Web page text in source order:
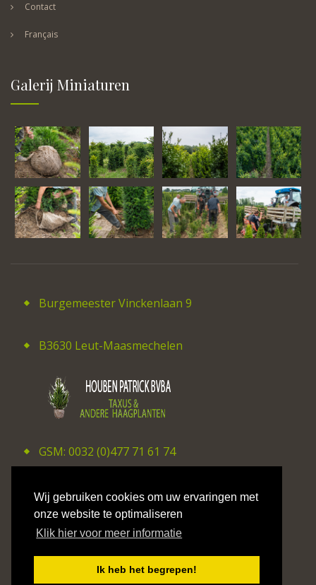
Wij gebruiken cookies om uw ervaringen met
onze website te optimaliseren
Klik hier voor meer informatie
Ik heb het begrepen!
Contact
Français
Galerij Miniaturen
Burgemeester Vinckenlaan 9
B3630 Leut-Maasmechelen
GSM: 0032 (0)477 71 61 74
E-mail: patrick_houben@hotmail.com
©2026 CV Studio Hilaire Smits